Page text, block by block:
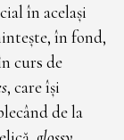
în același
în fond,
curs de
, care își
de la